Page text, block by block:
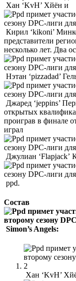
Хан ‘KvH’ Хйён и
Кирил ‘kikoni’
представители
несколько лет. Два
Нэтан ‘pizzadad’
Джаред ‘jeppins’
открытых
проиграв в финале
играл
Джулиан ‘Flapjack’
ppd.
Состав
Simon’s Angels:
Хан ‘KvH’